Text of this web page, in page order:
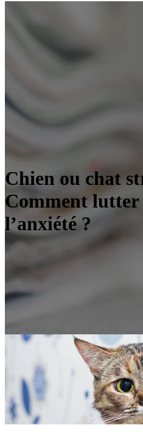
Chien ou chat
Comment lutter
l’anxiété ?